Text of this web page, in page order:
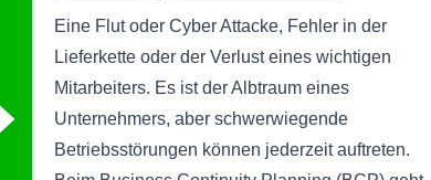
Eine Flut oder Cyber Attacke, Fehler in der
Lieferkette oder der Verlust eines wichtigen
Mitarbeiters. Es ist der Albtraum eines
Unternehmers, aber schwerwiegende
Betriebsstörungen können jederzeit auftreten.